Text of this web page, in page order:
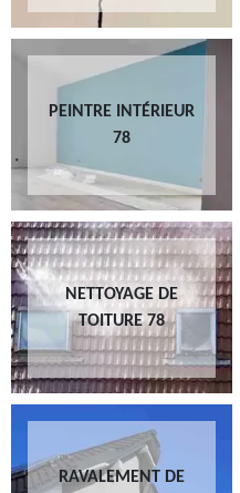
PEINTRE INTÉRIEUR
78
NETTOYAGE DE
TOITURE 78
RAVALEMENT DE